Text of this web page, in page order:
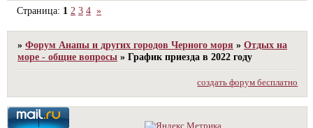
Страница: 1 2 3 4 »
»Форум Анапы и других городов Черного моря »Отдых на
море - общие вопросы »График приезда в 2022 году
создать форум бесплатно